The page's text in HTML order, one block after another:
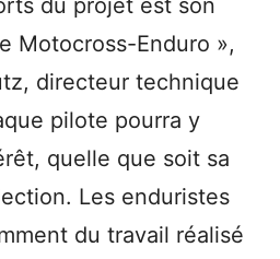
du projet est son
Motocross-Enduro »,
directeur technique
pilote pourra y
quelle que soit sa
Les enduristes
du travail réalisé